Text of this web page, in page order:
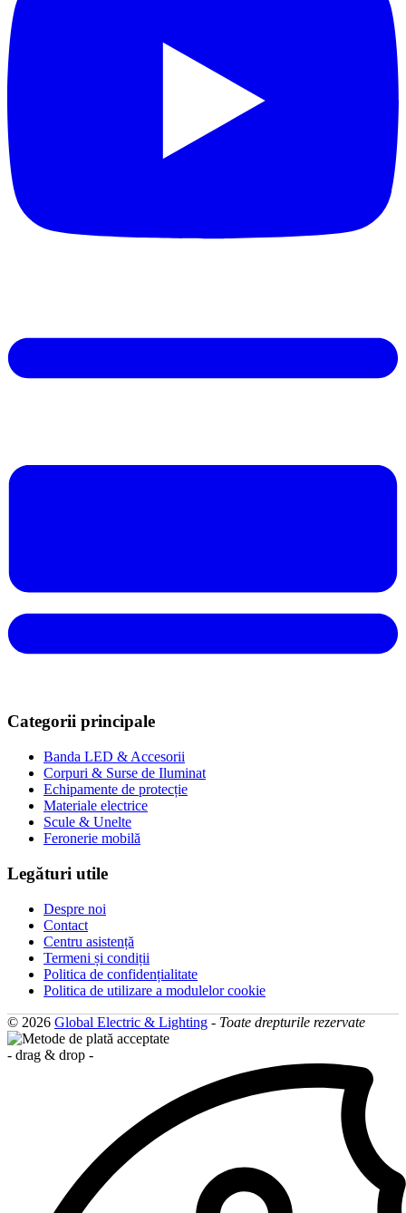
Categorii principale
Banda LED & Accesorii
Corpuri & Surse de Iluminat
Echipamente de protecție
Materiale electrice
Scule & Unelte
Feronerie mobilă
Legături utile
Despre noi
Contact
Centru asistență
Termeni și condiții
Politica de confidențialitate
Politica de utilizare a modulelor cookie
© 2026 Global Electric & Lighting - Toate drepturile rezervate
- drag & drop -